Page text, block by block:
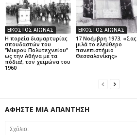
ΕΙΚΟΣΤΟΣ ΑΙΩΝΑΣ
Η πορεία διαμαρτυρίας
σπουδαστών του
‘’Μικρού Πολυτεχνείου’’
ως την Αθήνα με τα
πόδια!, τον χειμώνα του
1960
ΕΙΚΟΣΤΟΣ ΑΙΩΝΑΣ
17 Νοέμβρη 1973. «Σας
μιλά το ελεύθερο
πανεπιστήμιο
Θεσσαλονίκης»
ΑΦΗΣΤΕ ΜΙΑ ΑΠΑΝΤΗΣΗ